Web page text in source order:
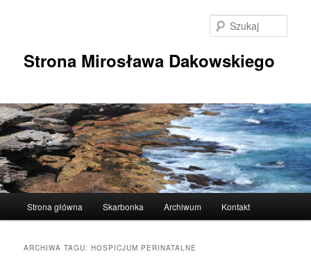
Strona Mirosława Dakowskiego
Strona główna Skarbonka Archiwum Kontakt
ARCHIWA TAGU:HOSPICJUM PERINATALNE